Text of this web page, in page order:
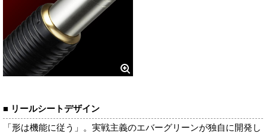
■ リールシートデザイン
「形は機能に従う」。実戦主義のエバーグリーンが独自に開発し